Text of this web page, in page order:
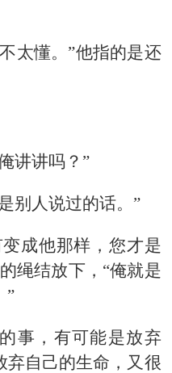
太懂。”他指的是还
讲讲吗？”
别人说过的话。”
成他那样，您才是
绳结放下，“俺就是
”
事，有可能是放弃
弃自己的生命，又很